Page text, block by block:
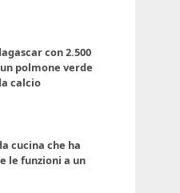
con 2.500
polmone verde
calcio
cucina che ha
le funzioni a un